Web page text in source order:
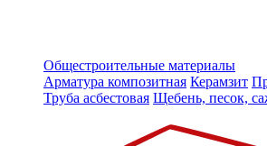
Общестроительные материалы
Арматура композитная Керамзит
Труба асбестовая Щебень, песок,